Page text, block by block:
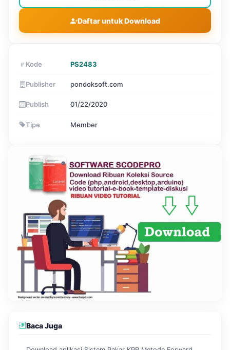
Daftar untuk Download
Kode PS2483
Publisher pondoksoft.com
Publish 01/22/2020
Tipe Member
Baca Juga